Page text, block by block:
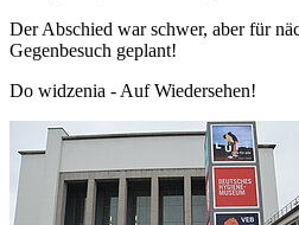
Der Abschied war schwer, aber für
Gegenbesuch geplant!
Do widzenia - Auf Wiedersehen!